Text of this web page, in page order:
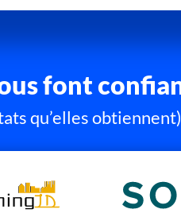
font
qu’elles obtiennent)